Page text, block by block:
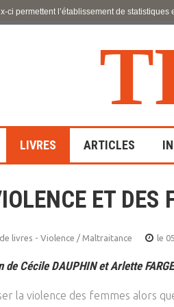
T
LIVRES
HUMAINES
ARTICLES
ET DES
livres - Violence / Maltraitance le
de Cécile DAUPHIN et Arlette
la violence des femmes alors
ci permettent l’établissement de statistiques